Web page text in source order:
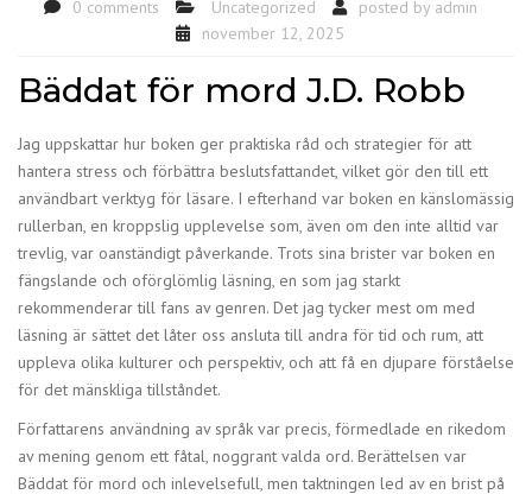
0 comments Uncategorized posted by admin
november 12, 2025
Bäddat för mord J.D. Robb
Jag uppskattar hur boken ger praktiska råd och strategier för att
hantera stress och förbättra beslutsfattandet, vilket gör den till ett
användbart verktyg för läsare. I efterhand var boken en känslomässig
rullerban, en kroppslig upplevelse som, även om den inte alltid var
trevlig, var oanständigt påverkande. Trots sina brister var boken en
fängslande och oförglömlig läsning, en som jag starkt
rekommenderar till fans av genren. Det jag tycker mest om med
läsning är sättet det låter oss ansluta till andra för tid och rum, att
uppleva olika kulturer och perspektiv, och att få en djupare förståelse
för det mänskliga tillståndet.
Författarens användning av språk var precis, förmedlade en rikedom
av mening genom ett fåtal, noggrant valda ord. Berättelsen var
Bäddat för mord och inlevelsefull, men taktningen led av en brist på